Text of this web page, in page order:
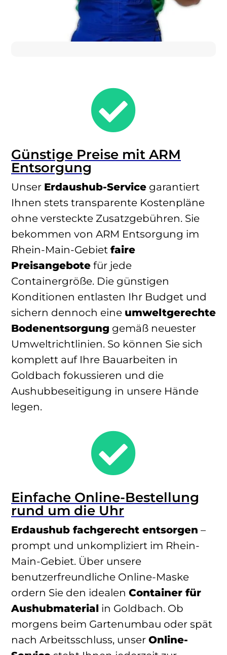

Günstige Preise mit ARM
Entsorgung
Unser Erdaushub-Service garantiert
Ihnen stets transparente Kostenpläne
ohne versteckte Zusatzgebühren. Sie
bekommen von ARM Entsorgung im
Rhein-Main-Gebiet faire
Preisangebote für jede
Containergröße. Die günstigen
Konditionen entlasten Ihr Budget und
sichern dennoch eine umweltgerechte
Bodenentsorgung gemäß neuester
Umweltrichtlinien. So können Sie sich
komplett auf Ihre Bauarbeiten in
Goldbach fokussieren und die
Aushubbeseitigung in unsere Hände
legen.

Einfache Online-Bestellung
rund um die Uhr
Erdaushub fachgerecht entsorgen –
prompt und unkompliziert im Rhein-
Main-Gebiet. Über unsere
benutzerfreundliche Online-Maske
ordern Sie den idealen Container für
Aushubmaterial in Goldbach. Ob
morgens beim Gartenumbau oder spät
nach Arbeitsschluss, unser Online-